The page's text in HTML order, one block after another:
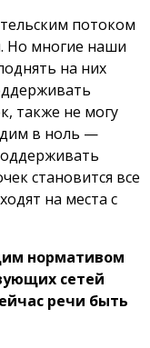
потоком
Но многие наши
на них
также не могу
в ноль —
становится все
на места с
нормативом
сетей
речи быть